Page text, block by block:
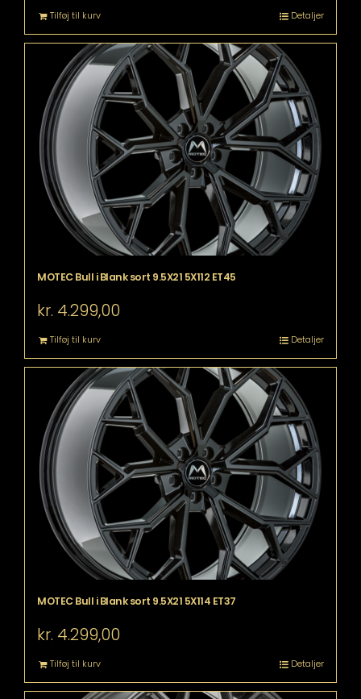
Tilføj til kurv Detaljer
MOTEC Bull i Blank sort 9.5X21 5X112 ET45
kr. 4.299,00
Tilføj til kurv Detaljer
MOTEC Bull i Blank sort 9.5X21 5X114 ET37
kr. 4.299,00
Tilføj til kurv Detaljer